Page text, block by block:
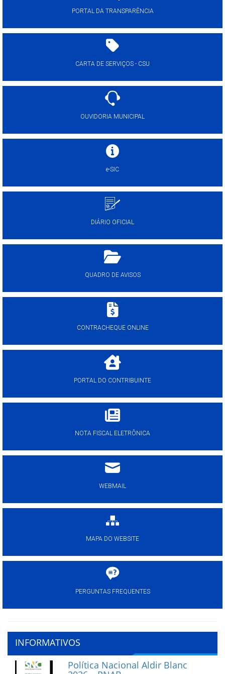
PORTAL DA TRANSPARÊNCIA
CARTA DE SERVIÇOS - CSU
OUVIDORIA MUNICIPAL
e-SIC
DIÁRIO OFICIAL
QUADRO DE AVISOS
CONTRACHEQUE ONLINE
PORTAL DO CONTRIBUINTE
NOTA FISCAL ELETRÔNICA
WEBMAIL
MAPA DO WEBSITE
PERGUNTAS FREQUENTES
INFORMATIVOS
Política Nacional Aldir Blanc